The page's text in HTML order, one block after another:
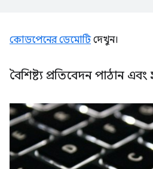
কোডপেনের ডেমোটিদেখুন।
বৈশিষ্ট্য প্রতিবেদন পাঠান